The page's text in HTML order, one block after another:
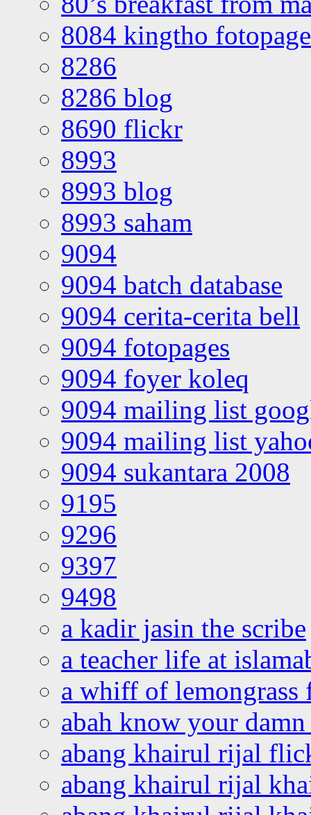
8084 kingtho
8286
8286 blog
8690 flickr
8993
8993 blog
8993 saham
9094
9094 batch database
9094 cerita-cerita bell
9094 fotopages
9094 foyer koleq
9094 mailing list
9094 mailing list
9094 sukantara 2008
9195
9296
9397
9498
a kadir jasin the scribe
a teacher life at
a whiff of lemongrass
abah know your
abang khairul rijal
abang khairul rijal